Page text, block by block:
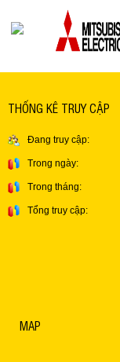
THỐNG KÊ TRUY CẬP
Đang truy cập:
Trong ngày:
Trong tháng:
Tổng truy cập:
MAP